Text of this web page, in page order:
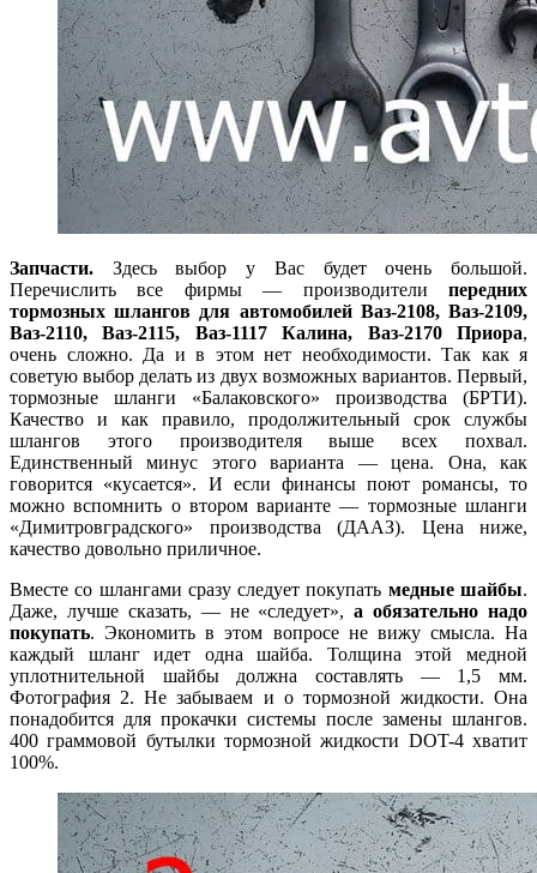
Запчасти. Здесь выбор у Вас будет очень большой.
Перечислить все фирмы — производители передних
тормозных шлангов для автомобилей Ваз-2108, Ваз-2109,
Ваз-2110, Ваз-2115, Ваз-1117 Калина, Ваз-2170 Приора,
очень сложно. Да и в этом нет необходимости. Так как я
советую выбор делать из двух возможных вариантов. Первый,
тормозные шланги «Балаковского» производства (БРТИ).
Качество и как правило, продолжительный срок службы
шлангов этого производителя выше всех похвал.
Единственный минус этого варианта — цена. Она, как
говорится «кусается». И если финансы поют романсы, то
можно вспомнить о втором варианте — тормозные шланги
«Димитровградского» производства (ДААЗ). Цена ниже,
качество довольно приличное.
Вместе со шлангами сразу следует покупать медные шайбы.
Даже, лучше сказать, — не «следует»,а обязательно надо
покупать. Экономить в этом вопросе не вижу смысла. На
каждый шланг идет одна шайба. Толщина этой медной
уплотнительной шайбы должна составлять — 1,5 мм.
Фотография 2. Не забываем и о тормозной жидкости. Она
понадобится для прокачки системы после замены шлангов.
400 граммовой бутылки тормозной жидкости DOT-4 хватит
100%.